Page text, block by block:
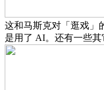
这和马斯克对「逛戏」
是用了 AI。还有一些其